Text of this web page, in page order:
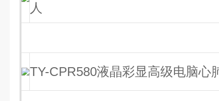
人
TY-CPR580液晶彩显高级电脑心